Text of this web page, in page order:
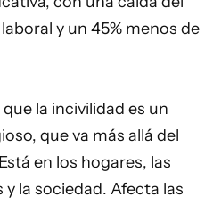
y un 45% menos de
la incivilidad es un
que va más allá del
en los hogares, las
la sociedad. Afecta las